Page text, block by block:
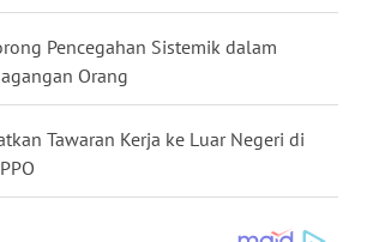
Pencegahan Sistemik dalam
Orang
Tawaran Kerja ke Luar Negeri di